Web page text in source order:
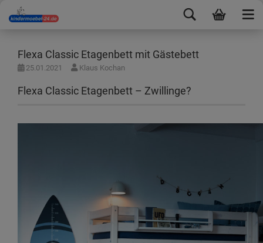
Flexa Classic Etagenbett mit Gästebett
25.01.2021 Klaus Kochan
Flexa Classic Etagenbett – Zwillinge?